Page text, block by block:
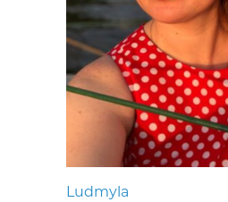
Ludmyla